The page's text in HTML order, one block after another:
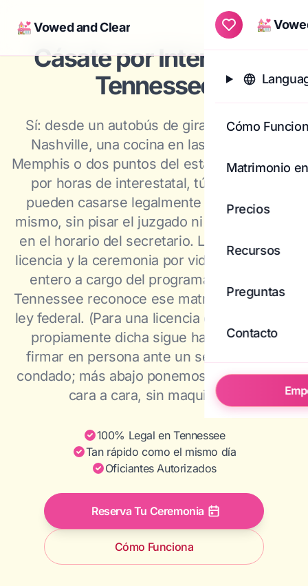
💒 Vowed and Clear 💒
Cómo
Matrimonio
Precios
Recursos
Preguntas
Contacto
Cásate por Internet en
Tennessee
Sí: desde un autobús de gira saliendo de
Nashville, una cocina en las afueras de
Memphis o dos puntos del estado separados
por horas de interestatal, tú y tu pareja
pueden casarse legalmente en línea hoy
mismo, sin pisar el juzgado ni encajar la cita
en el horario del secretario. La solicitud de
licencia y la ceremonia por video corren por
entero a cargo del programa de Utah, y
Tennessee reconoce ese matrimonio bajo la
ley federal. (Para una licencia de Tennessee
propiamente dicha sigue habiendo que
firmar en persona ante un secretario del
condado; más abajo ponemos las dos rutas
cara a cara, sin maquillaje.)
100% Legal en Tennessee
Tan rápido como el mismo día
Oficiantes Autorizados
Reserva Tu Ceremonia
Cómo Funciona